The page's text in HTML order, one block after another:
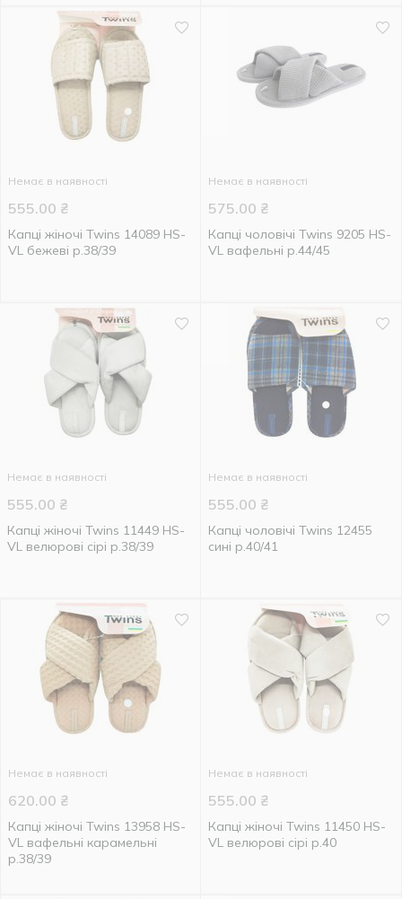
Немає в наявності
555.00 ₴
Капці жіночі Twins 14089 HS-
VL бежеві р.38/39
Немає в наявності
575.00 ₴
Капці чоловічі Twins 9205 HS-
VL вафельні р.44/45
Немає в наявності
555.00 ₴
Капці жіночі Twins 11449 HS-
VL велюрові сірі р.38/39
Немає в наявності
555.00 ₴
Капці чоловічі Twins 12455
сині р.40/41
Немає в наявності
620.00 ₴
Капці жіночі Twins 13958 HS-
VL вафельні карамельні
р.38/39
Немає в наявності
555.00 ₴
Капці жіночі Twins 11450 HS-
VL велюрові сірі р.40